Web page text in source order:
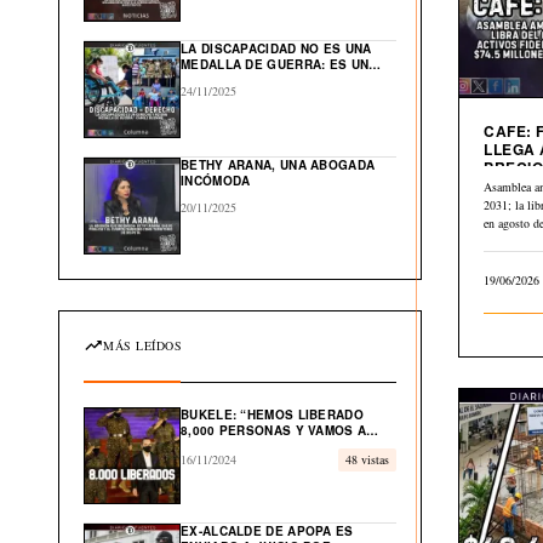
LA DISCAPACIDAD NO ES UNA
MEDALLA DE GUERRA: ES UN
24/11/2025
BETHY ARANA, UNA ABOGADA
INCÓMODA
20/11/2025
MÁS LEÍDOS
BUKELE: “HEMOS LIBERADO
8,000 PERSONAS Y VAMOS A
INOCENTES”
16/11/2024 48 vistas
EX-ALCALDE DE APOPA ES
CAFE:
LLEGA
A $2.84
Asamblea
2031; la
en agosto
19/06/2026